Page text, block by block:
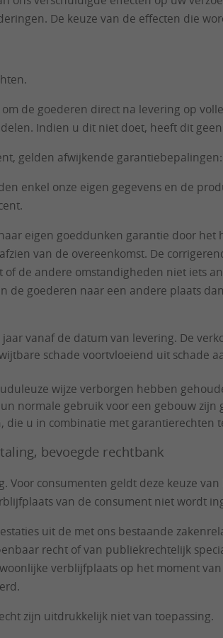
De keuze van de effecten die
de goederen direct na levering op
Indien u dit niet doet, heeft dit
gelden afwijkende garantiebepalingen:
enkel onze eigen gegevens en de
eigen goeddunken garantie door
van de overeenkomst. De
of de andere omstandigheden niet iets
de goederen naar een andere plaats
vanaf de datum van levering. De
schade voortvloeiend uit schade
wijze verborgen hebben
normale gebruik voor een gebouw
die u in combinatie met garantierechten
bevoegde rechtbank
Voor consumenten geldt deze keuze
van de consument niet wordt
uit de met ons bestaande
recht of van publiekrechtelijk
verblijfplaats op het moment
zijn uitdrukkelijk niet van toepassing.